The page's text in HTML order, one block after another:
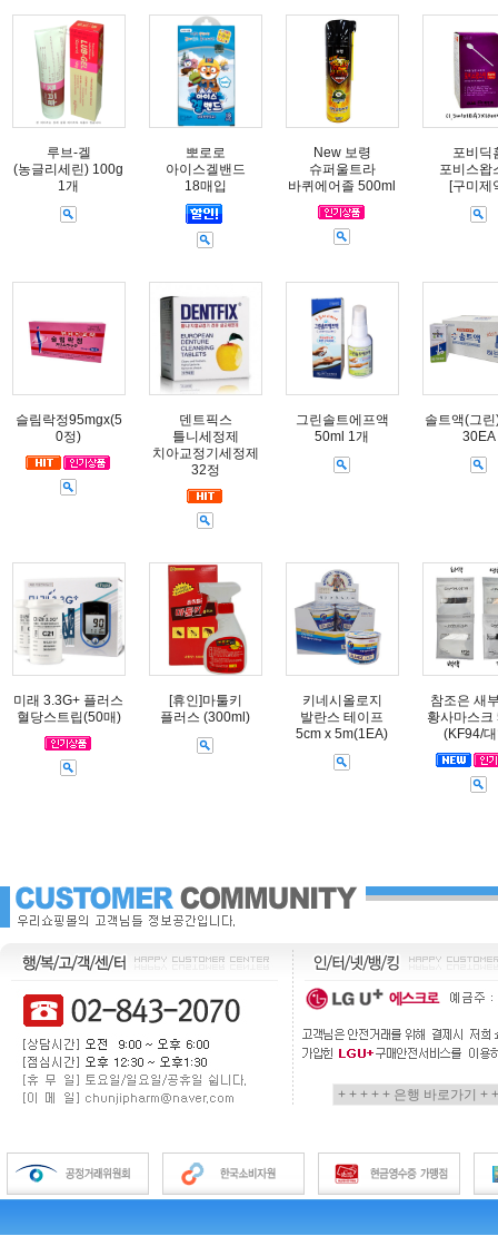
루브-겔
(농글리세린) 100g
1개
뽀로로
아이스겔밴드
18매입
New 보령
슈퍼울트라
바퀴에어졸 500ml
포비딕
포비스왑
[구미제
슬림락정95mgx(5
0정)
덴트픽스
틀니세정제
치아교정기세정제
32정
그린솔트에프액
50ml 1개
솔트액(그
30EA
미래 3.3G+ 플러스
혈당스트립(50매)
[휴인]마툴키
플러스 (300ml)
키네시올로지
발란스 테이프
5cm x 5m(1EA)
참조은 새
황사마스크
(KF94/